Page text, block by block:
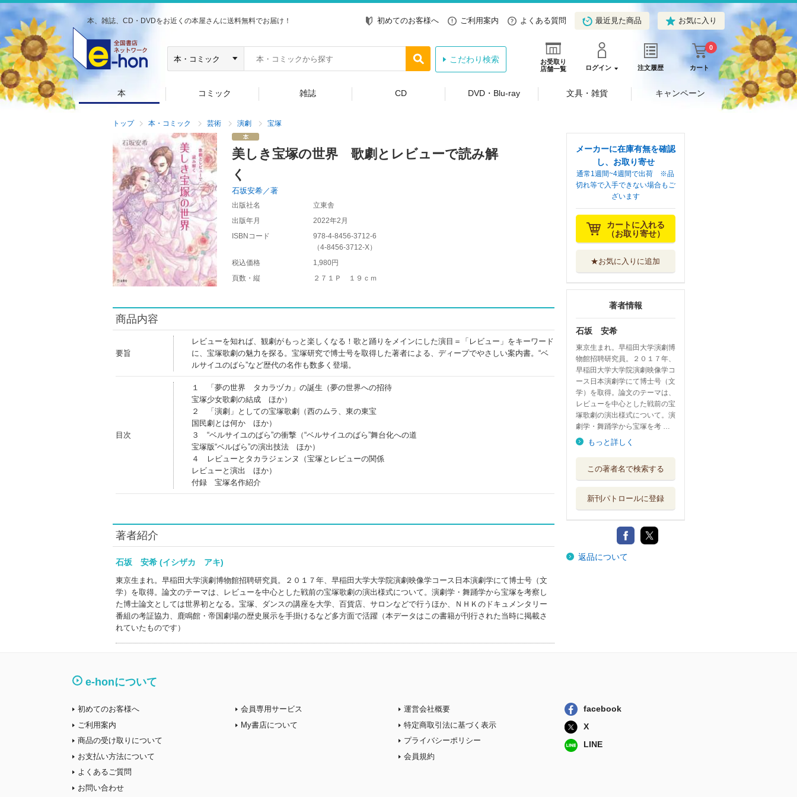
本、雑誌、CD・DVDをお近くの本屋さんに送料無料でお届け！ 初めてのお客様へ ご利用案内 よくある質問 最近見た商品 お気に入り
お受取り
店舗一覧
ログイン 注文履歴 カート
0
こだわり検索
本 コミック 雑誌 CD DVD・Blu-ray 文具・雑貨 キャンペーン
トップ 本・コミック 芸術 演劇 宝塚
美しき宝塚の世界 歌劇とレビューで読み解
く
石坂安希／著
出版社名
立東舎
出版年月
2022年2月
ISBNコード
978-4-8456-3712-6
（4-8456-3712-X）
税込価格
1,980円
頁数・縦
２７１Ｐ １９ｃｍ
商品内容
要旨
レビューを知れば、観劇がもっと楽しくなる！歌と踊りをメインにした演目＝「レビュー」をキーワード
に、宝塚歌劇の魅力を探る。宝塚研究で博士号を取得した著者による、ディープでやさしい案内書。“ベ
ルサイユのばら”など歴代の名作も数多く登場。
目次
１ 「夢の世界 タカラヅカ」の誕生（夢の世界への招待
宝塚少女歌劇の結成 ほか）
２ 「演劇」としての宝塚歌劇（西のムラ、東の東宝
国民劇とは何か ほか）
３ “ベルサイユのばら”の衝撃（“ベルサイユのばら”舞台化への道
宝塚版“ベルばら”の演出技法 ほか）
４ レビューとタカラジェンヌ（宝塚とレビューの関係
レビューと演出 ほか）
付録 宝塚名作紹介
著者紹介
石坂 安希 (イシザカ アキ)
東京生まれ。早稲田大学演劇博物館招聘研究員。２０１７年、早稲田大学大学院演劇映像学コース日本演劇学にて博士号（文
学）を取得。論文のテーマは、レビューを中心とした戦前の宝塚歌劇の演出様式について。演劇学・舞踊学から宝塚を考察し
た博士論文としては世界初となる。宝塚、ダンスの講座を大学、百貨店、サロンなどで行うほか、ＮＨＫのドキュメンタリー
番組の考証協力、鹿鳴館・帝国劇場の歴史展示を手掛けるなど多方面で活躍（本データはこの書籍が刊行された当時に掲載さ
れていたものです）
メーカーに在庫有無を確認
し、お取り寄せ
通常1週間~4週間で出荷 ※品
切れ等で入手できない場合もご
ざいます
カートに入れる
（お取り寄せ）
★お気に入りに追加
著者情報
石坂 安希
東京生まれ。早稲田大学演劇博
物館招聘研究員。２０１７年、
早稲田大学大学院演劇映像学コ
ース日本演劇学にて博士号（文
学）を取得。論文のテーマは、
レビューを中心とした戦前の宝
塚歌劇の演出様式について。演
劇学・舞踊学から宝塚を考 …
もっと詳しく
この著者名で検索する
新刊パトロールに登録
返品について
e-honについて
初めてのお客様へ
ご利用案内
商品の受け取りについて
お支払い方法について
よくあるご質問
お問い合わせ
会員専用サービス
My書店について
運営会社概要
特定商取引法に基づく表示
プライバシーポリシー
会員規約
facebook
X
LINE